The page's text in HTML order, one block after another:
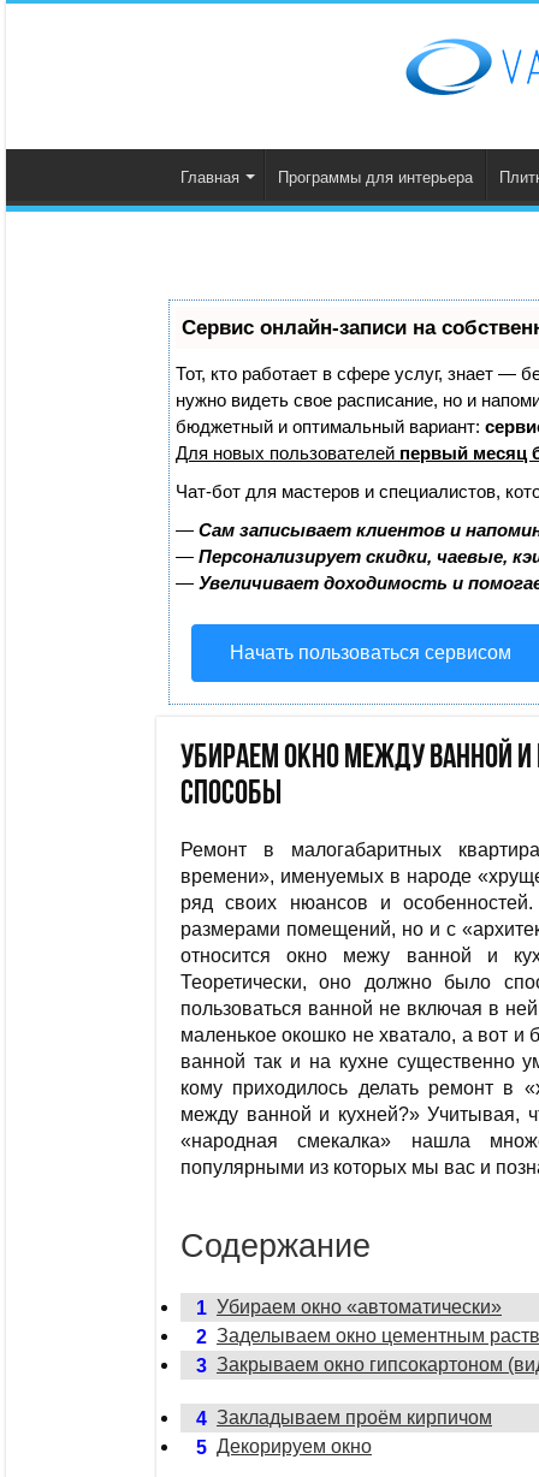
Главная Программы для интерьера
Сервис онлайн-записи на
Тот, кто работает в сфере услуг, знает —
нужно видеть свое расписание, но и
бюджетный и оптимальный вариант:
Для новых пользователей первый месяц
Чат-бот для мастеров и специалистов,
— Сам записывает клиентов и
— Персонализирует скидки, чаевые,
— Увеличивает доходимость и
Начать пользоваться сервисом
Убираем окно между ванной
способы
Ремонт в малогабаритных
времени», именуемых в народе
ряд своих нюансов и
размерами помещений, но и с
относится окно межу ванной и
Теоретически, оно должно было
пользоваться ванной не включая в
маленькое окошко не хватало, а вот и
ванной так и на кухне существенно
кому приходилось делать ремонт в
между ванной и кухней?» Учитывая,
«народная смекалка» нашла
популярными из которых мы вас и
Содержание
1 Убираем окно «автоматически»
2 Заделываем окно цементным
3 Закрываем окно гипсокартоном
4 Закладываем проём кирпичом
5 Декорируем окно